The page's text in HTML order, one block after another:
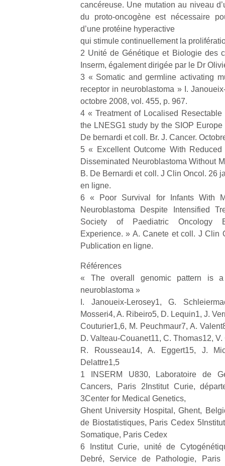
cancéreuse. Une mutation au niveau
du proto-oncogène est nécessaire
d’une protéine hyperactive
qui stimule continuellement la
2 Unité de Génétique et Biologie des
Inserm, également dirigée par le Dr
3 « Somatic and germline activating
receptor in neuroblastoma » I.
octobre 2008, vol. 455, p. 967.
4 « Treatment of Localised
the LNESG1 study by the SIOP
De bernardi et coll. Br. J. Cancer.
5 « Excellent Outcome With
Disseminated Neuroblastoma Without
B. De Bernardi et coll. J Clin Oncol. 26
en ligne.
6 « Poor Survival for Infants With
Neuroblastoma Despite Intensified
Society of Paediatric Oncology
Experience. » A. Canete et coll. J Clin
Publication en ligne.
Références
« The overall genomic pattern is
neuroblastoma »
I. Janoueix-Lerosey1, G.
Mosseri4, A. Ribeiro5, D. Lequin1, J.
Couturier1,6, M. Peuchmaur7, A.
D. Valteau-Couanet11, C. Thomas12,
R. Rousseau14, A. Eggert15, J.
Delattre1,5
1 INSERM U830, Laboratoire de
Cancers, Paris 2Institut Curie,
3Center for Medical Genetics,
Ghent University Hospital, Ghent,
de Biostatistiques, Paris Cedex
Somatique, Paris Cedex
6 Institut Curie, unité de
Debré, Service de Pathologie, Paris
mécanique
Beeper
Les
enfants
débordent
souvent
d’énergie.
Varier les
occupations
n’est pas
toujours
simple.
Conjuguer
divertissement,
activité
ou
les petits !
Durant les
vacances
estivales
et avec le
retour des
beaux
jours, c’est
l’occasion
rêvée
pour les
enfants
de…
de